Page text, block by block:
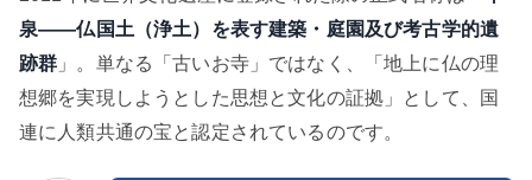
泉——仏国土（浄土）を表す建築・庭園及び考古学的遺
跡群 」。単なる「古いお寺」ではなく、「地上に仏の理
想郷を実現しようとした思想と文化の証拠」として、国
連に人類共通の宝と認定されているのです。